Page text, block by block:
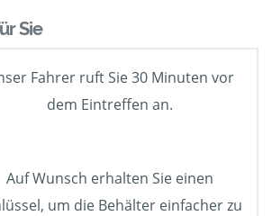
Sie
Fahrer ruft Sie 30 Minuten vor
dem Eintreffen an.
Auf Wunsch erhalten Sie einen
um die Behälter einfacher zu